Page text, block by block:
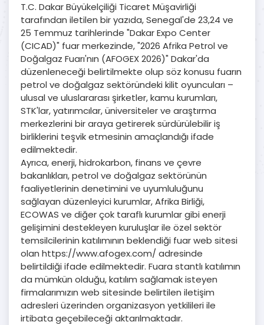
T.C. Dakar Büyükelçiliği Ticaret Müşavirliği
tarafından iletilen bir yazıda, Senegal'de 23,24 ve
25 Temmuz tarihlerinde "Dakar Expo Center
(CICAD)" fuar merkezinde, "2026 Afrika Petrol ve
Doğalgaz Fuarı'nın (AFOGEX 2026)" Dakar'da
düzenleneceği belirtilmekte olup söz konusu fuarın
petrol ve doğalgaz sektöründeki kilit oyuncuları –
ulusal ve uluslararası şirketler, kamu kurumları,
STK'lar, yatırımcılar, üniversiteler ve araştırma
merkezlerini bir araya getirerek sürdürülebilir iş
birliklerini teşvik etmesinin amaçlandığı ifade
edilmektedir.
Ayrıca, enerji, hidrokarbon, finans ve çevre
bakanlıkları, petrol ve doğalgaz sektörünün
faaliyetlerinin denetimini ve uyumluluğunu
sağlayan düzenleyici kurumlar, Afrika Birliği,
ECOWAS ve diğer çok taraflı kurumlar gibi enerji
gelişimini destekleyen kuruluşlar ile özel sektör
temsilcilerinin katılımının beklendiği fuar web sitesi
olan https://www.afogex.com/ adresinde
belirtildiği ifade edilmektedir. Fuara stantlı katılımın
da mümkün olduğu, katılım sağlamak isteyen
firmalarımızın web sitesinde belirtilen iletişim
adresleri üzerinden organizasyon yetkilileri ile
irtibata geçebileceği aktarılmaktadır.